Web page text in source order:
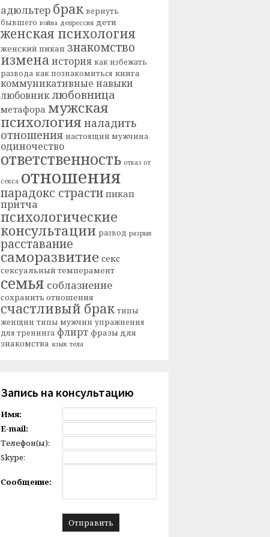
адюльтер брак вернуть
бывшего война депрессия дети
женская психология
женский пикап знакомство
изменаистория как избежать
развода как познакомиться книга
коммуникативные навыки
любовник любовница
метафора мужская
психология наладить
отношения настоящий мужчина
одиночество
ответственность отказ от
секса отношения
парадокс страсти пикап
притча
психологические
консультации развод разрыв
расставание
саморазвитие секс
сексуальный темперамент
семья соблазнение
сохранить отношения
счастливый брак типы
женщин типы мужчин упражнения
для тренинга флирт фразы для
знакомства язык тела
Запись на консультацию
Имя:
E-mail:
Телефон(ы):
Skype:
Сообщение: